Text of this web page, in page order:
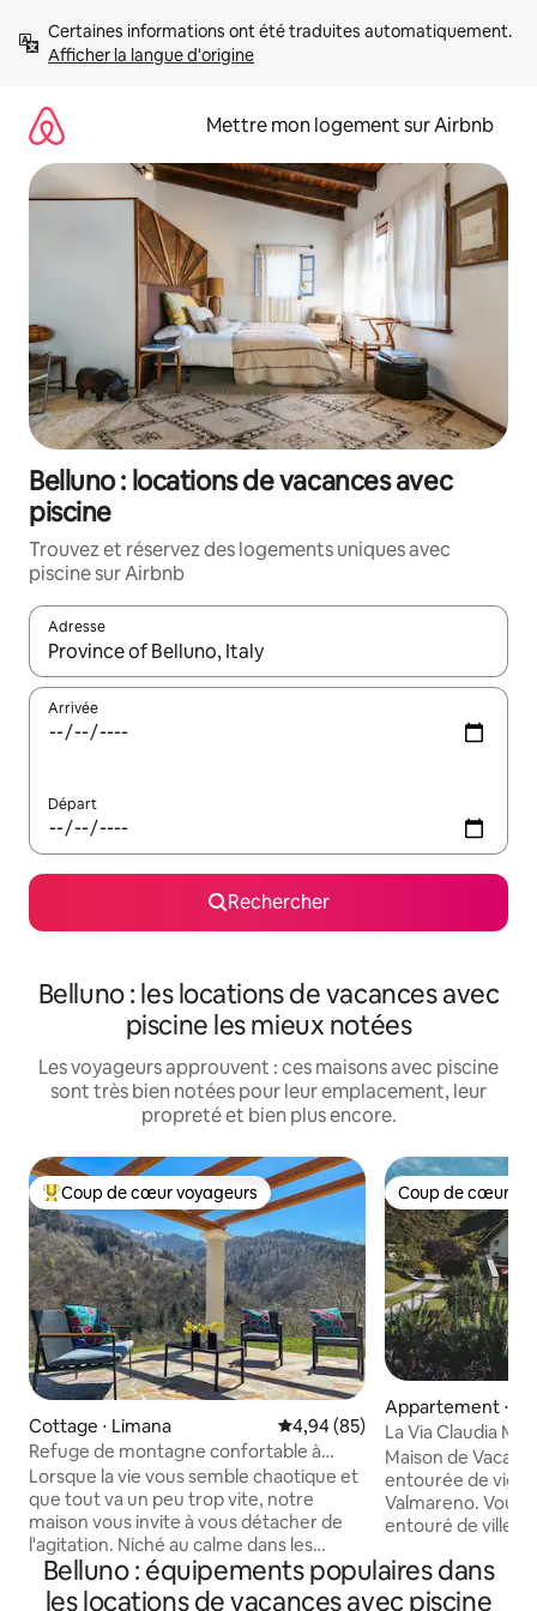
directement
Afficher la langue d'origine
Mettre mon logement sur Airbnb
Belluno : locations de vacances avec
piscine
Trouvez et réservez des logements uniques avec
piscine sur Airbnb
Adresse
Lorsque les résultats s'affichent, utilisez les flèches vers le
Arrivée
Départ
Rechercher
Belluno : les locations de vacances avec
piscine les mieux notées
Les voyageurs approuvent : ces maisons avec piscine
sont très bien notées pour leur emplacement, leur
propreté et bien plus encore.
Coups de cœur voyageurs les plus appréciés
Coup de cœur voyageurs
Cottage ⋅ Limana Évaluation moyenne sur la
4,94 (85)
Refuge de montagne confortable à
Valmorel
Lorsque la vie vous semble chaotique et
que tout va un peu trop vite, notre
maison vous invite à vous détacher de
l'agitation. Niché au calme dans les
montagnes, c’est un endroit où l’air
semble plus léger, où les journées
Coup de cœur
Coup de cœur
Appartement ⋅
La Via Claudia
Maison de
entourée de
Valmareno. Vous
entouré de villes
Cison di
villes voisines de
Belluno : équipements populaires dans
les locations de vacances avec piscine